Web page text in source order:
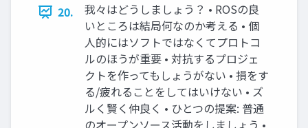
20.
我々はどうしましょう？ • ROSの良
いところは結局何なのか考える • 個
人的にはソフトではなくてプロトコ
ルのほうが重要 • 対抗するプロジェ
クトを作ってもしょうがない • 損をす
る/疲れることをしてはいけない • ズ
ルく賢く仲良く • ひとつの提案: 普通